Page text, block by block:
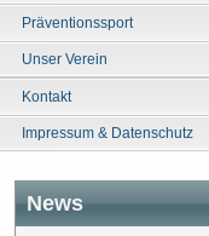
Präventionssport
Unser Verein
Kontakt
Impressum & Datenschutz
News